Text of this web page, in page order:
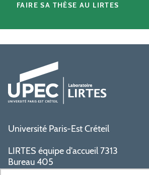
FAIRE SA THÈSE AU LIRTES
Université Paris-Est Créteil
LIRTES équipe d'accueil 7313
Bureau 405